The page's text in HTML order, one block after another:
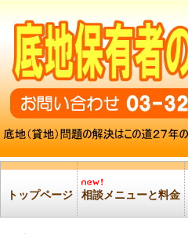
トップページ 相談メニューと料金